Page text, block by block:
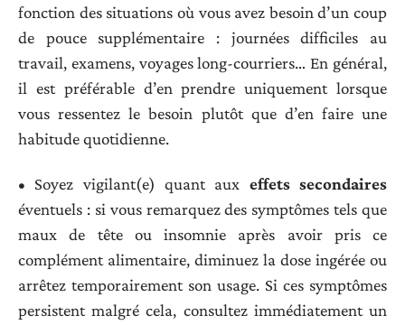
fonction des situations où vous avez besoin d’un coup
de pouce supplémentaire : journées difficiles au
travail, examens, voyages long-courriers… En général,
il est préférable d’en prendre uniquement lorsque
vous ressentez le besoin plutôt que d’en faire une
habitude quotidienne.
• Soyez vigilant(e) quant aux effets secondaires
éventuels : si vous remarquez des symptômes tels que
maux de tête ou insomnie après avoir pris ce
complément alimentaire, diminuez la dose ingérée ou
arrêtez temporairement son usage. Si ces symptômes
persistent malgré cela, consultez immédiatement un